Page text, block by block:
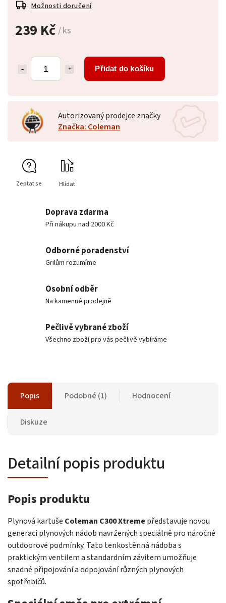
239 Kč / ks
Přidat do košíku
Možnosti doručení
Autorizovaný prodejce značky
Značka: Coleman
Zeptat se Hlídat
Doprava zdarma
Při nákupu nad 2000 Kč
Odborné poradenství
Grilům rozumíme
Osobní odběr
Na kamenné prodejně
Pečlivě vybrané zboží
Všechno zboží pro vás pečlivě vybíráme
Popis Podobné (1) Hodnocení
Diskuze
Detailní popis produktu
Popis produktu
Plynová kartuše Coleman C300 Xtremepředstavuje novou
generaci plynových nádob navržených speciálně pro náročné
outdoorové podmínky. Tato tenkostěnná nádoba s
praktickým ventilem a standardním závitem umožňuje
snadné připojování a odpojování různých plynových
spotřebičů.